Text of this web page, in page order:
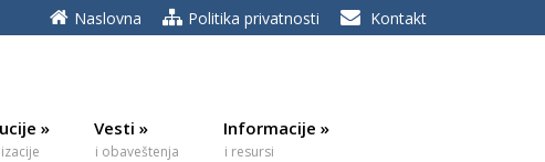
Naslovna Politika privatnosti Kontakt
» Vesti »
i obaveštenja
Informacije »
i resursi